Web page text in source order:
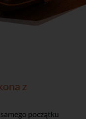
z
początku